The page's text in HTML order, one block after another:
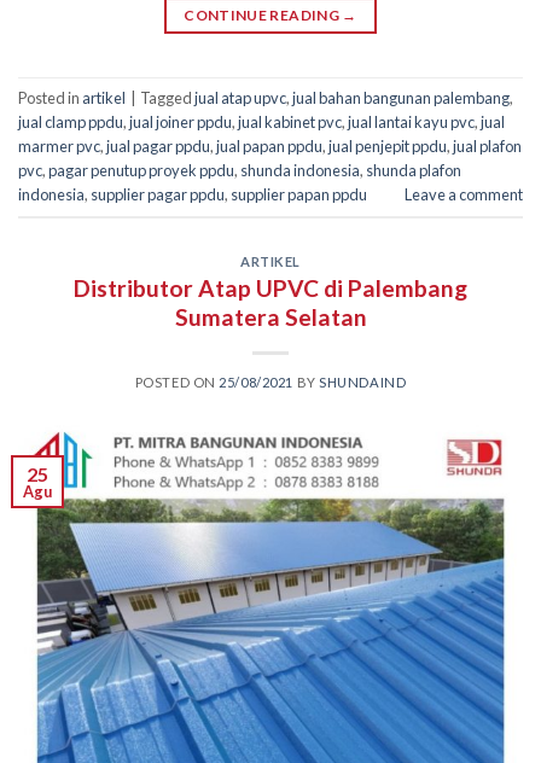
CONTINUE READING →
Posted in artikel Taggedjual atap upvc,jual bahan bangunan palembang,
jual clamp ppdu,jual joiner ppdu,jual kabinet pvc,jual lantai kayu pvc,jual
marmer pvc,jual pagar ppdu,jual papan ppdu,jual penjepit ppdu,jual plafon
pvc,pagar penutup proyek ppdu, shunda indonesia, shunda plafon
indonesia, supplier pagar ppdu, supplier papan ppdu Leave a comment
ARTIKEL
Distributor Atap UPVC di Palembang
Sumatera Selatan
POSTED ON 25/08/2021 BYSHUNDAIND
25
Agu